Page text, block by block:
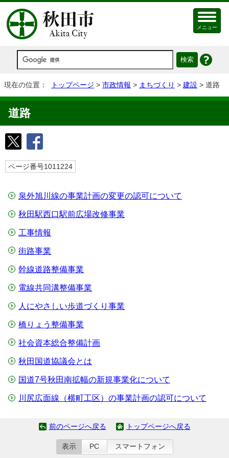
メニュー
現在の位置： トップページ > 市政情報 > まちづくり > 建設 > 道路
道路
ページ番号1011224
泉外旭川線の事業計画の変更の認可について
秋田駅西口駅前広場改修事業
工事情報
街路事業
幹線道路整備事業
電線共同溝整備事業
人にやさしい歩道づくり事業
橋りょう整備事業
社会資本総合整備計画
秋田国道協議会とは
国道7号秋田南拡幅の新規事業化について
川尻広面線（横町工区）の事業計画の認可について
前のページへ戻る トップページへ戻る
表示 PC スマートフォン